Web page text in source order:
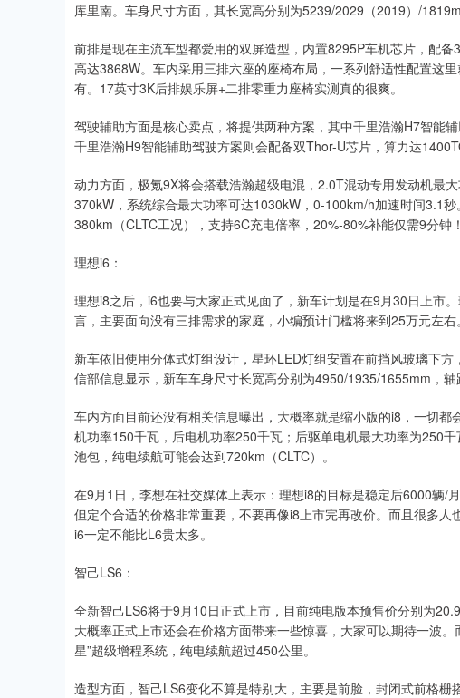
库里南。车身尺寸方面，其长宽高分别为5239/2029（2019）/
前排是现在主流车型都爱用的双屏造型，内置8295P车机芯片，配
高达3868W。车内采用三排六座的座椅布局，一系列舒适性配置这
有。17英寸3K后排娱乐屏+二排零重力座椅实测真的很爽。
驾驶辅助方面是核心卖点，将提供两种方案，其中千里浩瀚H7智能
千里浩瀚H9智能辅助驾驶方案则会配备双Thor-U芯片，算力达
动力方面，极氪9X将会搭载浩瀚超级电混，2.0T混动专用发动机最
370kW，系统综合最大功率可达1030kW，0-100km/h加速时间3.1
380km（CLTC工况），支持6C充电倍率，20%-80%补能仅需9分钟！
理想i6：
理想i8之后，i6也要与大家正式见面了，新车计划是在9月30日上市
言，主要面向没有三排需求的家庭，小编预计门槛将来到25万元左右。
新车依旧使用分体式灯组设计，星环LED灯组安置在前挡风玻璃下
信部信息显示，新车车身尺寸长宽高分别为4950/1935/1655mm，轴
车内方面目前还没有相关信息曝出，大概率就是缩小版的i8，一切
机功率150千瓦，后电机功率250千瓦；后驱单电机最大功率为250
池包，纯电续航可能会达到720km（CLTC）。
在9月1日，李想在社交媒体上表示：理想i8的目标是稳定后6000辆/
但定个合适的价格非常重要，不要再像i8上市完再改价。而且很多
i6一定不能比L6贵太多。
智己LS6：
全新智己LS6将于9月10日正式上市，目前纯电版本预售价分别为
大概率正式上市还会在价格方面带来一些惊喜，大家可以期待一波
星”超级增程系统，纯电续航超过450公里。
造型方面，智己LS6变化不算是特别大，主要是前脸，封闭式前格